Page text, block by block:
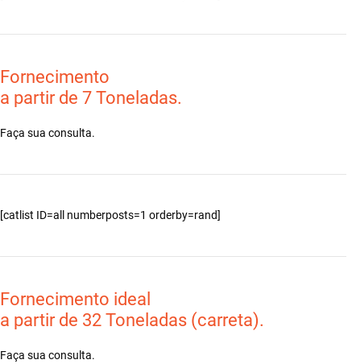
Fornecimento
a partir de 7 Toneladas.
Faça sua consulta.
[catlist ID=all numberposts=1 orderby=rand]
Fornecimento ideal
a partir de 32 Toneladas (carreta).
Faça sua consulta.